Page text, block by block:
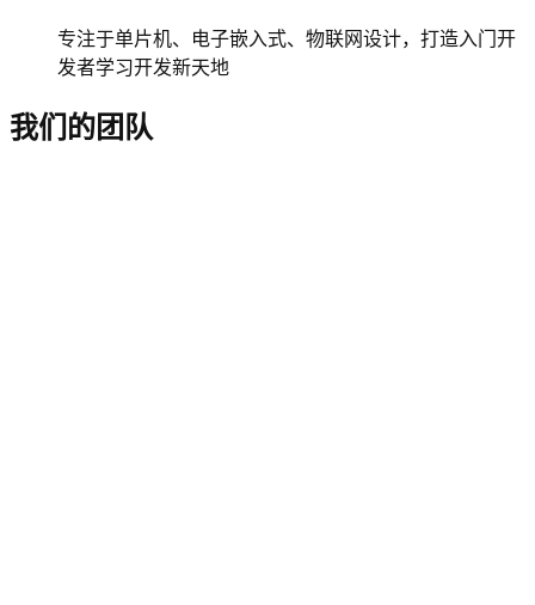
专注于单片机、电子嵌入式、物联网设计，打造入门开
发者学习开发新天地
我们的团队